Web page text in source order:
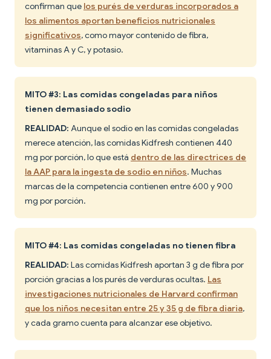
confirman que los purés de verduras incorporados a
los alimentos aportan beneficios nutricionales
significativos, como mayor contenido de fibra,
vitaminas A y C, y potasio.
MITO #3: Las comidas congeladas para niños
tienen demasiado sodio
REALIDAD: Aunque el sodio en las comidas congeladas
merece atención, las comidas Kidfresh contienen 440
mg por porción, lo que está dentro de las directrices de
la AAP para la ingesta de sodio en niños. Muchas
marcas de la competencia contienen entre 600 y 900
mg por porción.
MITO #4: Las comidas congeladas no tienen fibra
REALIDAD: Las comidas Kidfresh aportan 3 g de fibra por
porción gracias a los purés de verduras ocultas. Las
investigaciones nutricionales de Harvard confirman
que los niños necesitan entre 25 y 35 g de fibra diaria,
y cada gramo cuenta para alcanzar ese objetivo.